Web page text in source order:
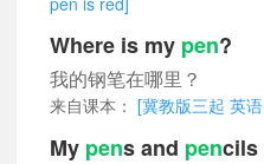
Where is my pen?
我的钢笔在哪里？
来自课本： [冀教版三起 英
My pens and pencils